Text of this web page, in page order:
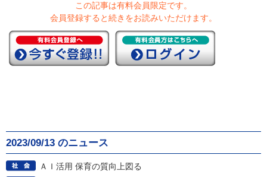
この記事は有料会員限定です。
会員登録すると続きをお読みいただけます。
2023/09/13 のニュース
ＡＩ活用 保育の質向上図る